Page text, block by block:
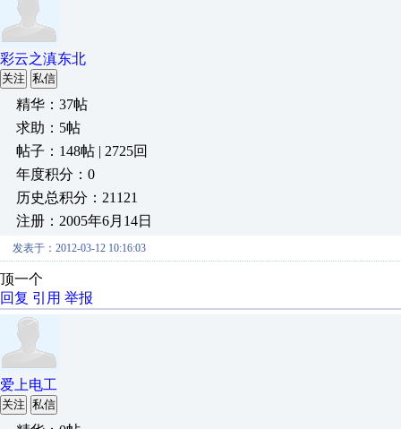
彩云之滇东北
关注 私信
精华：37帖
求助：5帖
帖子：148帖 | 2725回
年度积分：0
历史总积分：21121
注册：2005年6月14日
发表于：2012-03-12 10:16:03
顶一个
回复 引用 举报
爱上电工
关注 私信